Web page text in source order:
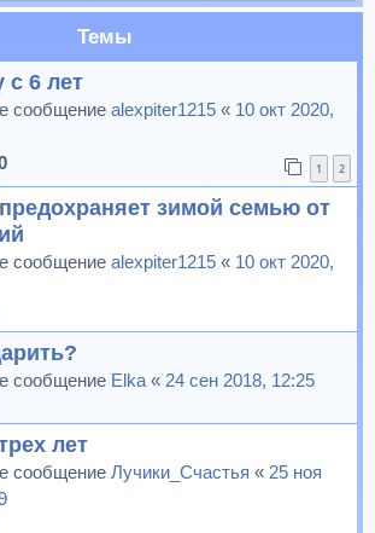
Темы
с 6 лет
сообщение alexpiter1215 « 10 окт 2020,
1 2
зимой семью от
сообщение alexpiter1215 « 10 окт 2020,
сообщение Elka « 24 сен 2018, 12:25
лет
сообщение Лучики_Счастья « 25 ноя